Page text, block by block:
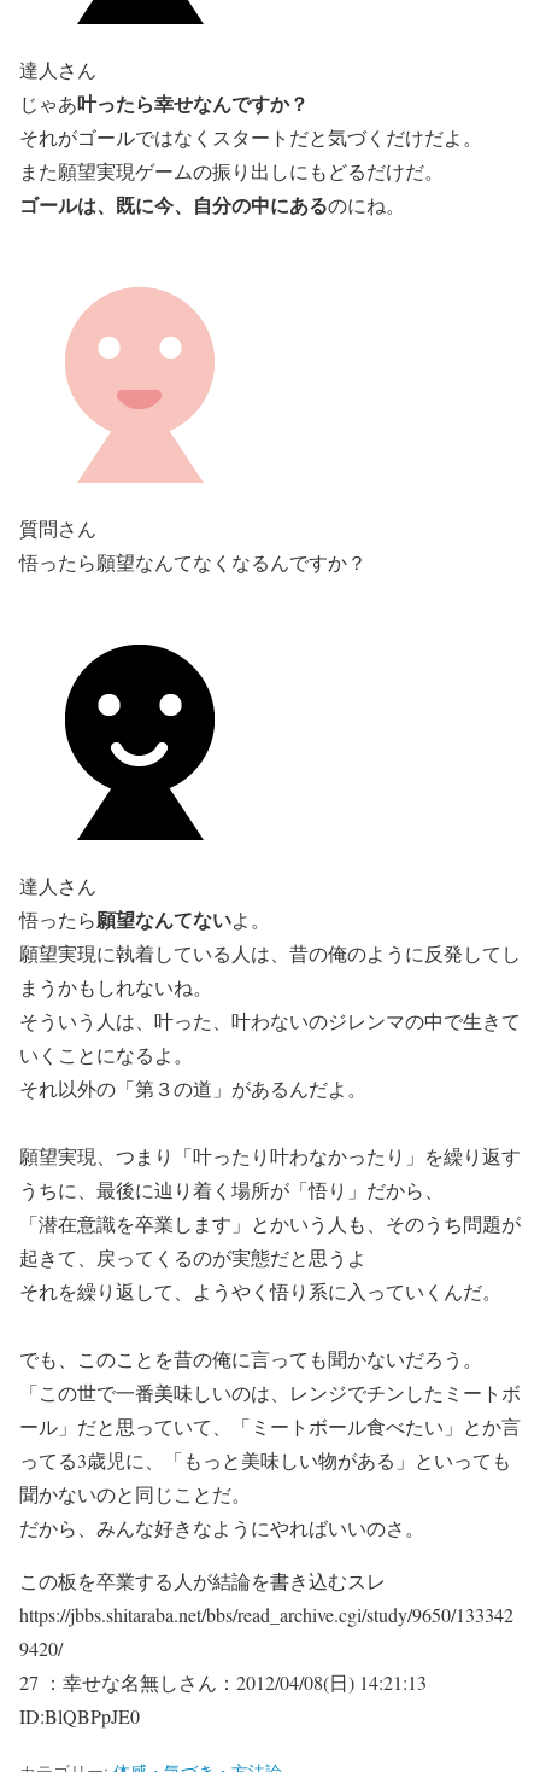
達人さん
じゃあ叶ったら幸せなんですか？
それがゴールではなくスタートだと気づくだけだよ。
また願望実現ゲームの振り出しにもどるだけだ。
ゴールは、既に今、自分の中にあるのにね。
質問さん
悟ったら願望なんてなくなるんですか？
達人さん
悟ったら願望なんてないよ。
願望実現に執着している人は、昔の俺のように反発してし
まうかもしれないね。
そういう人は、叶った、叶わないのジレンマの中で生きて
いくことになるよ。
それ以外の「第３の道」があるんだよ。
願望実現、つまり「叶ったり叶わなかったり」を繰り返す
うちに、最後に辿り着く場所が「悟り」だから、
「潜在意識を卒業します」とかいう人も、そのうち問題が
起きて、戻ってくるのが実態だと思うよ
それを繰り返して、ようやく悟り系に入っていくんだ。
でも、このことを昔の俺に言っても聞かないだろう。
「この世で一番美味しいのは、レンジでチンしたミートボ
ール」だと思っていて、「ミートボール食べたい」とか言
ってる3歳児に、「もっと美味しい物がある」といっても
聞かないのと同じことだ。
だから、みんな好きなようにやればいいのさ。
この板を卒業する人が結論を書き込むスレ
https://jbbs.shitaraba.net/bbs/read_archive.cgi/study/9650/133342
9420/
27 ：幸せな名無しさん：2012/04/08(日) 14:21:13
ID:BlQBPpJE0